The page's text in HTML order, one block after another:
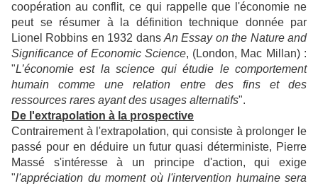
coopération au conflit, ce qui rappelle que l'économie ne
peut se résumer à la définition technique donnée par
Lionel Robbins en 1932 dans An Essay on the Nature and
Significance of Economic Science, (London, Mac Millan) :
"L’économie est la science qui étudie le comportement
humain comme une relation entre des fins et des
ressources rares ayant des usages alternatifs".
De l'extrapolation à la prospective
Contrairement à l'extrapolation, qui consiste à prolonger le
passé pour en déduire un futur quasi déterministe, Pierre
Massé s'intéresse à un principe d'action, qui exige
"l'appréciation du moment où l'intervention humaine sera